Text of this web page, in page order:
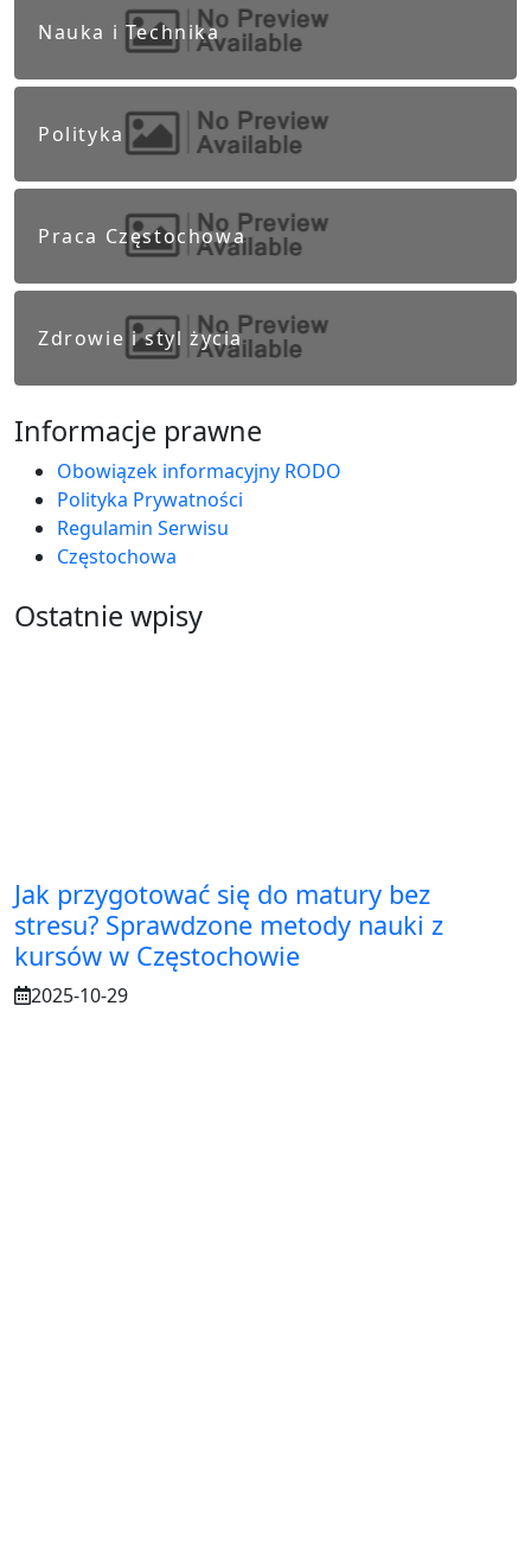
Nauka i Technika
Polityka
Praca Częstochowa
Zdrowie i styl życia
Informacje prawne
Obowiązek informacyjny RODO
Polityka Prywatności
Regulamin Serwisu
Częstochowa
Ostatnie wpisy
Jak przygotować się do matury bez
stresu? Sprawdzone metody nauki z
kursów w Częstochowie
2025-10-29